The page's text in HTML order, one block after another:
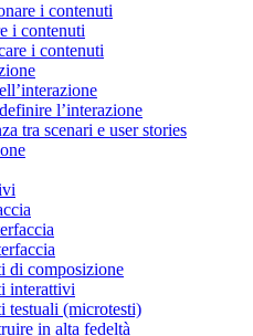
i contenuti
i contenuti
i contenuti
l’interazione
tra scenari e user stories
di composizione
interattivi
testuali (microtesti)
in alta fedeltà